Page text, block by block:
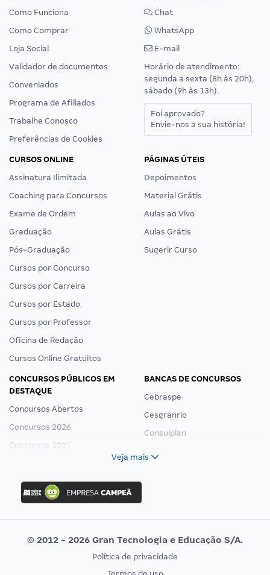
Como Funciona
Como Comprar
Loja Social
Validador de documentos
Conveniados
Programa de Afiliados
Trabalhe Conosco
Preferências de Cookies
Chat
WhatsApp
E-mail
Horário de atendimento:
segunda a sexta (8h às 20h),
sábado (9h às 13h).
Foi aprovado?
Envie-nos a sua história!
CURSOS ONLINE
Assinatura Ilimitada
Coaching para Concursos
Exame de Ordem
Graduação
Pós-Graduação
Cursos por Concurso
Cursos por Carreira
Cursos por Estado
Cursos por Professor
Oficina de Redação
Cursos Online Gratuitos
PÁGINAS ÚTEIS
Depoimentos
Material Grátis
Aulas ao Vivo
Aulas Grátis
Sugerir Curso
CONCURSOS PÚBLICOS EM
DESTAQUE
Concursos Abertos
Concursos 2026
Concursos 2025
Concurso Ibama
Concurso MPU
Editais publicados
BANCAS DE CONCURSOS
Cebraspe
Cesgranrio
Consulplan
Vunesp
CONCURSOS POR PROFISSÃO EXAME DE ORDEM
Veja mais
© 2012 - 2026 Gran Tecnologia e Educação S/A.
Política de privacidade